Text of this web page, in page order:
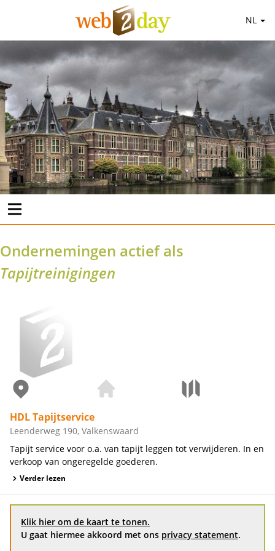
NL
Ondernemingen actief als
Tapijtreinigingen
HDL Tapijtservice
Leenderweg 190, Valkenswaard
Tapijt service voor o.a. van tapijt leggen tot verwijderen. In en
verkoop van ongeregelde goederen.
Verder lezen
Klik hier om de kaart te tonen.
U gaat hiermee akkoord met ons privacy statement.